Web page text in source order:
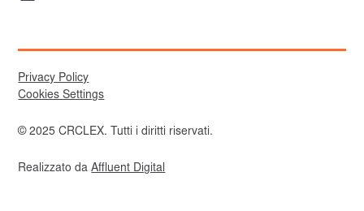
© 2025 CRCLEX. Tutti i diritti riservati.
Realizzato daAffluent Digital
Privacy Policy
Cookies Settings